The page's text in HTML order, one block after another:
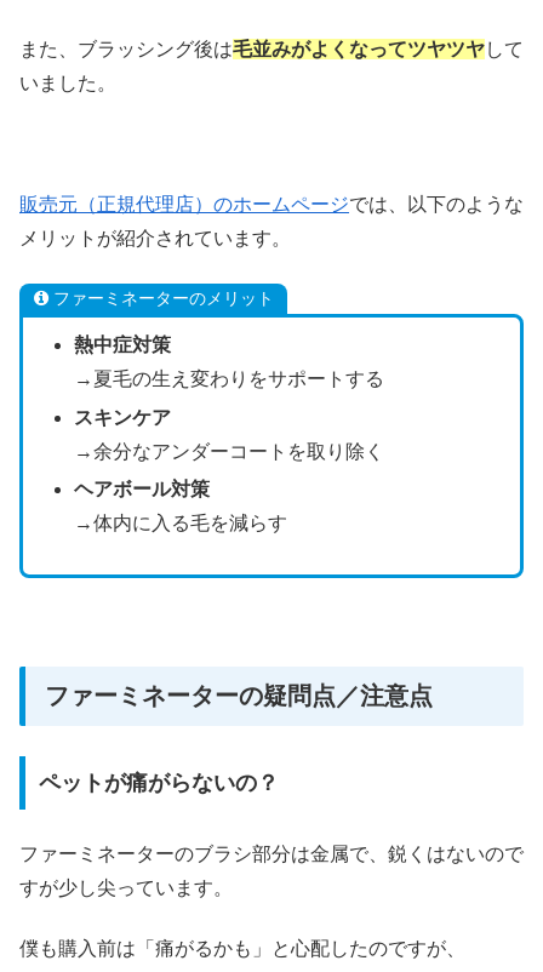
また、ブラッシング後は毛並みがよくなってツヤツヤして
いました。
販売元（正規代理店）のホームページでは、以下のような
メリットが紹介されています。
ファーミネーターのメリット
熱中症対策
→夏毛の生え変わりをサポートする
スキンケア
→余分なアンダーコートを取り除く
ヘアボール対策
→体内に入る毛を減らす
ファーミネーターの疑問点／注意点
ペットが痛がらないの？
ファーミネーターのブラシ部分は金属で、鋭くはないので
すが少し尖っています。
僕も購入前は「痛がるかも」と心配したのですが、